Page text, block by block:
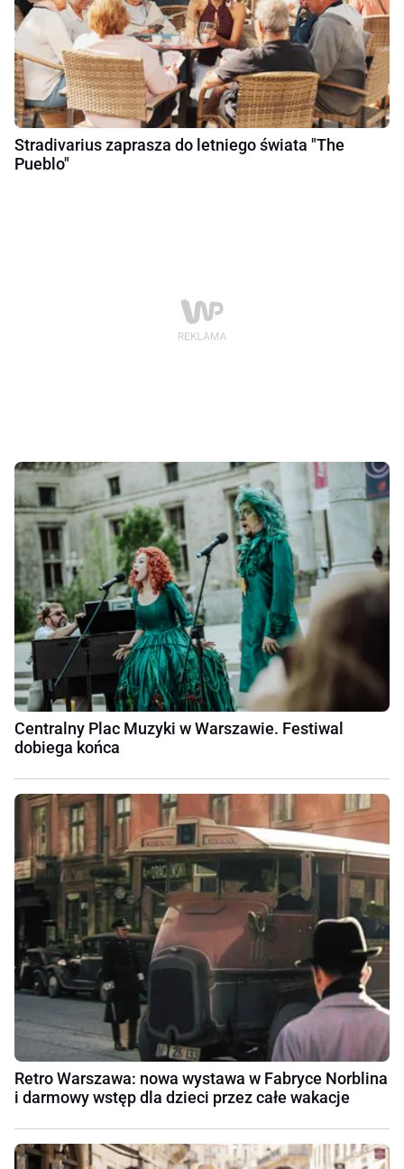
Stradivarius zaprasza do letniego świata "The
Pueblo"
Centralny Plac Muzyki w Warszawie. Festiwal
dobiega końca
Retro Warszawa: nowa wystawa w Fabryce Norblina
i darmowy wstęp dla dzieci przez całe wakacje